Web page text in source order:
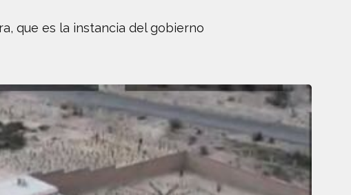
que es la instancia del gobierno